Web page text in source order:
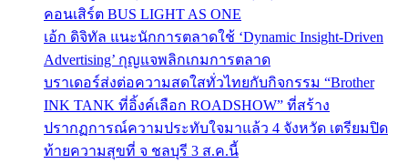
คอนเสิร์ต BUS LIGHT AS ONE
เอ้ก ดิจิทัล แนะนักการตลาดใช้ ‘Dynamic Insight-Driven
Advertising’ กุญแจพลิกเกมการตลาด
บราเดอร์ส่งต่อความสดใสทั่วไทยกับกิจกรรม “Brother
INK TANK ที่อิ้งค์เลือก ROADSHOW” ที่สร้าง
ปรากฏการณ์ความประทับใจมาแล้ว 4 จังหวัด เตรียมปิด
ท้ายความสุขที่ จ ชลบุรี 3 ส.ค.นี้